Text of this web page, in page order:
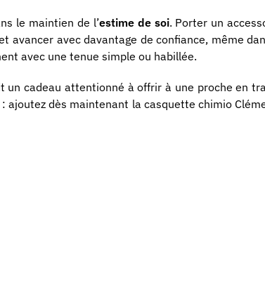
le maintien de l’estime de soi. Porter un
avancer avec davantage de confiance, même
avec une tenue simple ou habillée.
cadeau attentionné à offrir à une proche en
ajoutez dès maintenant la casquette chimio